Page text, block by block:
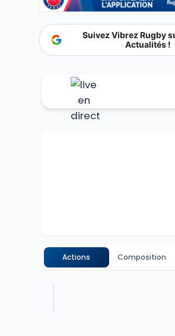
Suivez Vibrez Rugby
Actualités !
Actions Composition